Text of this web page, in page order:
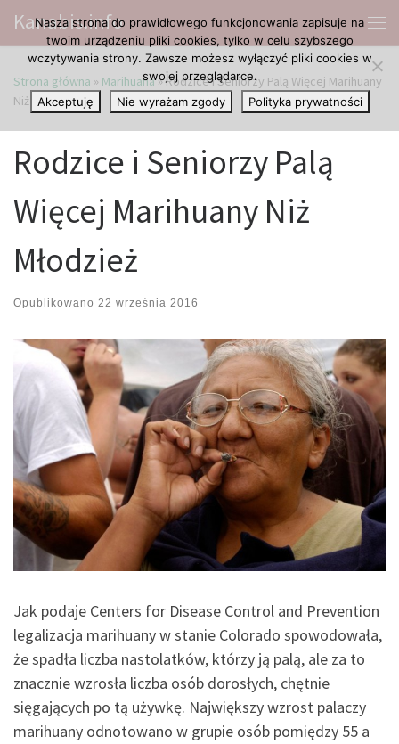
Przejdź do treści
Kanabis.info
Strona główna » Marihuana »Rodzice i Seniorzy Palą Więcej Marihuany
Niż Młodzież
Rodzice i Seniorzy Palą
Więcej Marihuany Niż
Młodzież
Opublikowano 22 września 2016
Jak podaje Centers for Disease Control and Prevention
legalizacja marihuany w stanie Colorado spowodowała,
że spadła liczba nastolatków, którzy ją palą, ale za to
znacznie wzrosła liczba osób dorosłych, chętnie
sięgających po tą używkę. Największy wzrost palaczy
marihuany odnotowano w grupie osób pomiędzy 55 a
Nasza strona do prawidłowego funkcjonowania zapisuje na
twoim urządzeniu pliki cookies, tylko w celu szybszego
wczytywania strony. Zawsze możesz wyłączyć pliki cookies w
swojej przeglądarce.
Akceptuję
Nie wyrażam zgody Polityka prywatności